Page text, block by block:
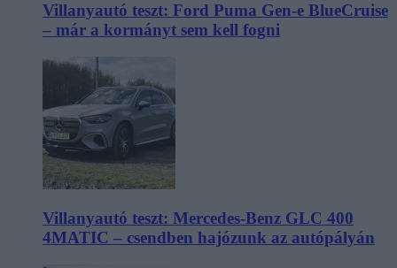
Villanyautó teszt: Ford Puma Gen-e BlueCruise
– már a kormányt sem kell fogni
Villanyautó teszt: Mercedes-Benz GLC 400
4MATIC – csendben hajózunk az autópályán